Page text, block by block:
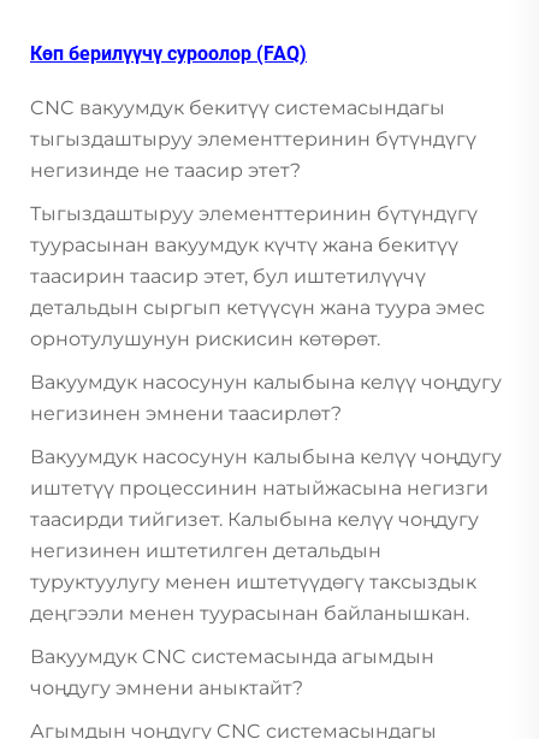
Көп берилүүчү суроолор (FAQ)
CNC вакуумдук бекитүү системасындагы
тыгыздаштыруу элементтеринин бүтүндүгү
негизинде не таасир этет?
Тыгыздаштыруу элементтеринин бүтүндүгү
туурасынан вакуумдук күчтү жана бекитүү
таасирин таасир этет, бул иштетилүүчү
детальдын сыргып кетүүсүн жана туура эмес
орнотулушунун рискисин көтөрөт.
Вакуумдук насосунун калыбына келүү чоңдугу
негизинен эмнени таасирлөт?
Вакуумдук насосунун калыбына келүү чоңдугу
иштетүү процессинин натыйжасына негизги
таасирди тийгизет. Калыбына келүү чоңдугу
негизинен иштетилген детальдын
туруктуулугу менен иштетүүдөгү таксыздык
деңгээли менен туурасынан байланышкан.
Вакуумдук CNC системасында агымдын
чоңдугу эмнени аныктайт?
Агымдын чоңдугу CNC системасындагы